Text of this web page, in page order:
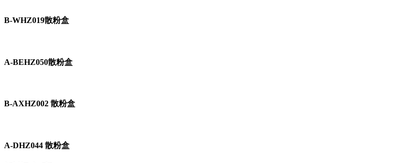
B-WHZ019散粉盒
A-BEHZ050散粉盒
B-AXHZ002 散粉盒
A-DHZ044 散粉盒